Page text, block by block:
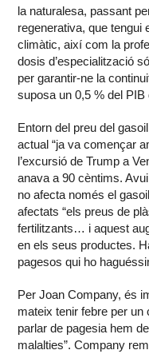
la naturalesa, passant
regenerativa, que tengui
climàtic, així com la
dosis d’especialització
per garantir-ne la
suposa un 0,5 % del
Entorn del preu del
actual “ja va començar
l’excursió de Trump a
anava a 90 cèntims.
no afecta només el
afectats “els preus de
fertilitzants… i aquest
en els seus productes.
pagesos qui ho
Per Joan Company, és
mateix tenir febre per un
parlar de pagesia hem
malalties”. Company